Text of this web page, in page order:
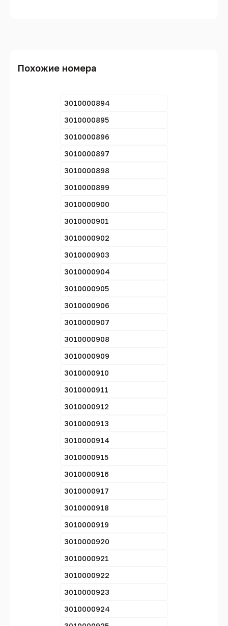
Похожие номера
3010000894
3010000895
3010000896
3010000897
3010000898
3010000899
3010000900
3010000901
3010000902
3010000903
3010000904
3010000905
3010000906
3010000907
3010000908
3010000909
3010000910
3010000911
3010000912
3010000913
3010000914
3010000915
3010000916
3010000917
3010000918
3010000919
3010000920
3010000921
3010000922
3010000923
3010000924